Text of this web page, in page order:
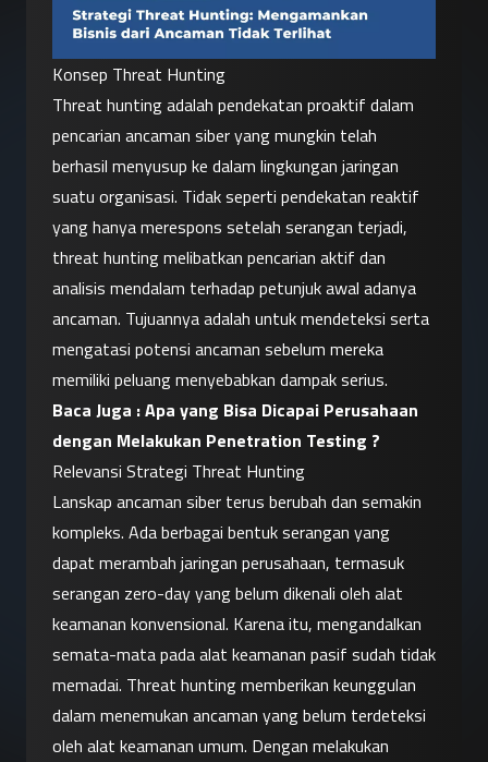
Konsep Threat Hunting
Threat hunting adalah pendekatan proaktif dalam
pencarian ancaman siber yang mungkin telah
berhasil menyusup ke dalam lingkungan jaringan
suatu organisasi. Tidak seperti pendekatan reaktif
yang hanya merespons setelah serangan terjadi,
threat hunting melibatkan pencarian aktif dan
analisis mendalam terhadap petunjuk awal adanya
ancaman. Tujuannya adalah untuk mendeteksi serta
mengatasi potensi ancaman sebelum mereka
memiliki peluang menyebabkan dampak serius.
Baca Juga : Apa yang Bisa Dicapai Perusahaan
dengan Melakukan Penetration Testing ?
Relevansi Strategi Threat Hunting
Lanskap ancaman siber terus berubah dan semakin
kompleks. Ada berbagai bentuk serangan yang
dapat merambah jaringan perusahaan, termasuk
serangan zero-day yang belum dikenali oleh alat
keamanan konvensional. Karena itu, mengandalkan
semata-mata pada alat keamanan pasif sudah tidak
memadai. Threat hunting memberikan keunggulan
dalam menemukan ancaman yang belum terdeteksi
oleh alat keamanan umum. Dengan melakukan